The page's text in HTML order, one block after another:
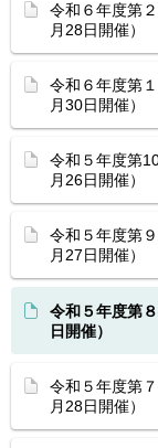
令和６年度第
月28日開催）
令和６年度第
月30日開催）
令和５年度第
月26日開催）
令和５年度第
月27日開催）
令和５年度第
日開催）
令和５年度第
月28日開催）